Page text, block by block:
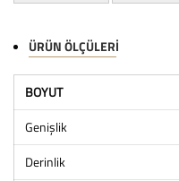
ÜRÜN ÖLÇÜLERI
BOYUT
Genişlik
Derinlik